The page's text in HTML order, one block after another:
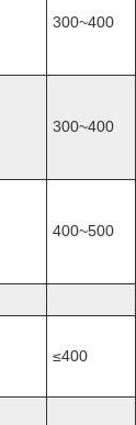
300~400
300~400
400~500
≤400